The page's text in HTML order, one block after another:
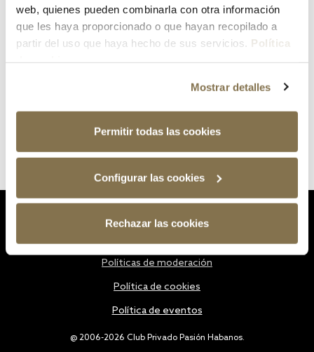
web, quienes pueden combinarla con otra información
que les haya proporcionado o que hayan recopilado a
partir del uso que haya hecho de sus servicios. Política
Mostrar detalles
Permitir todas las cookies
Configurar las cookies
Rechazar las cookies
@ 2006-2026 Club Privado Pasión Habanos.
Políticas de moderación
Política de cookies
Política de eventos